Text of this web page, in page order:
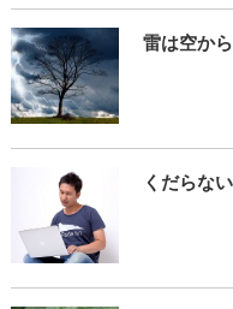
雷は空か
くだらな